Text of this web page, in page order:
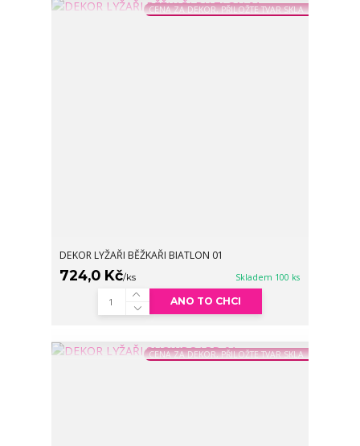
CENA ZA DEKOR, PŘILOŽTE TVAR SKLA
DEKOR LYŽAŘI BĚŽKAŘI BIATLON 01
724,0 Kč/ks Skladem 100 ks
ANO TO CHCI
CENA ZA DEKOR, PŘILOŽTE TVAR SKLA